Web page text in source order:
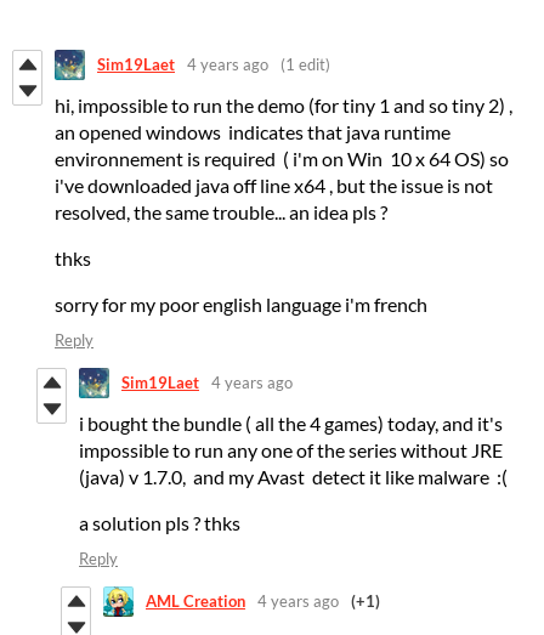
Sim19Laet 4 years ago (1 edit)
hi, impossible to run the demo (for tiny 1 and so tiny 2) ,
an opened windows indicates that java runtime
environnement is required ( i'm on Win 10 x 64 OS) so
i've downloaded java off line x64 , but the issue is not
resolved, the same trouble... an idea pls ?
thks
sorry for my poor english language i'm french
Reply
Sim19Laet 4 years ago
i bought the bundle ( all the 4 games) today, and it's
impossible to run any one of the series without JRE
(java) v 1.7.0, and my Avast detect it like malware :(
a solution pls ? thks
Reply
AML Creation 4 years ago (+1)